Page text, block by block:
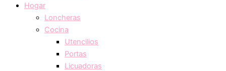
Hogar
Loncheras
Cocina
Utencilios
Portas
Licuadoras